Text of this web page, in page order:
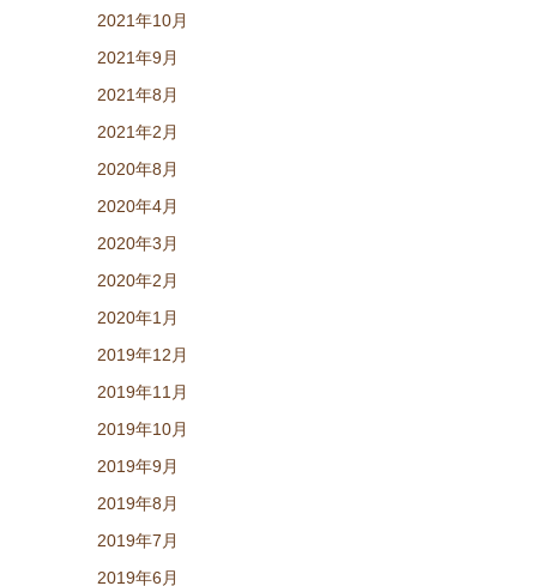
2021年10月
2021年9月
2021年8月
2021年2月
2020年8月
2020年4月
2020年3月
2020年2月
2020年1月
2019年12月
2019年11月
2019年10月
2019年9月
2019年8月
2019年7月
2019年6月